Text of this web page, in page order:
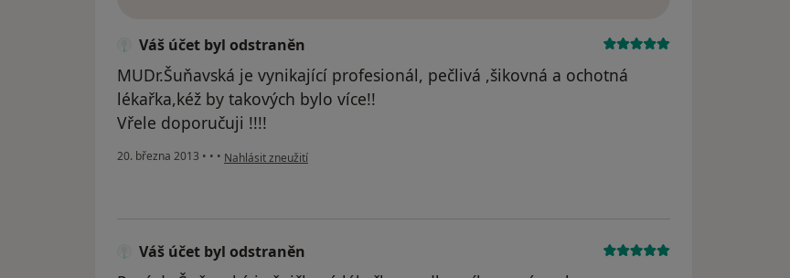
Váš účet byl odstraněn
MUDr.Šuňavská je vynikající profesionál, pečlivá ,šikovná a ochotná
lékařka,kéž by takových bylo více!!
Vřele doporučuji !!!!
20. března 2013 • • • podle názoru uživatele Váš účet byl odstraněn
Nahlásit zneužití
Váš účet byl odstraněn